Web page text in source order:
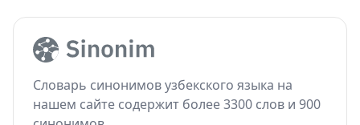
Словарь синонимов узбекского языка на
нашем сайте содержит более 3300 слов и 900